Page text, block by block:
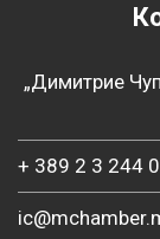
„Димитрие
+ 389 2 3 244